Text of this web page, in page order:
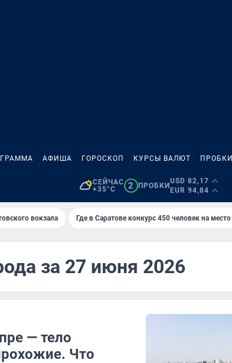
АФИША ГОРОСКОП КУРСЫ ВАЛЮТ ПРОБКИ
СЕЙЧАС
+35°C
2 ПРОБКИ
USD 82,17
EUR 94,84
вокзала Где в Саратове конкурс 450 человек на место
за 27 июня 2026
— тело
Что